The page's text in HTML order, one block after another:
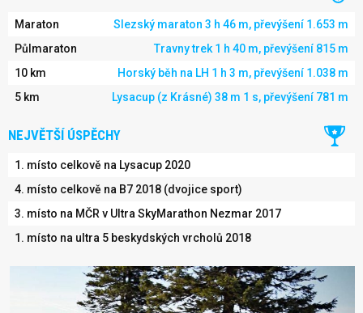
Maraton
Slezský maraton 3 h 46 m, převýšení 1.653 m
Půlmaraton
Travny trek 1 h 40 m, převýšení 815 m
10 km
Horský běh na LH 1 h 3 m, převýšení 1.038 m
5 km
Lysacup (z Krásné) 38 m 1 s, převýšení 781 m
NEJVĚTŠÍ ÚSPĚCHY
1. místo celkově na Lysacup 2020
4. místo celkově na B7 2018 (dvojice sport)
3. místo na MČR v Ultra SkyMarathon Nezmar 2017
1. místo na ultra 5 beskydských vrcholů 2018